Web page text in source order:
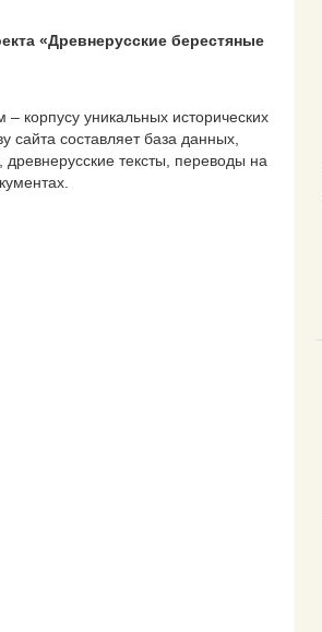
«Древнерусские берестяные
корпусу уникальных исторических
сайта составляет база данных,
тексты, переводы на